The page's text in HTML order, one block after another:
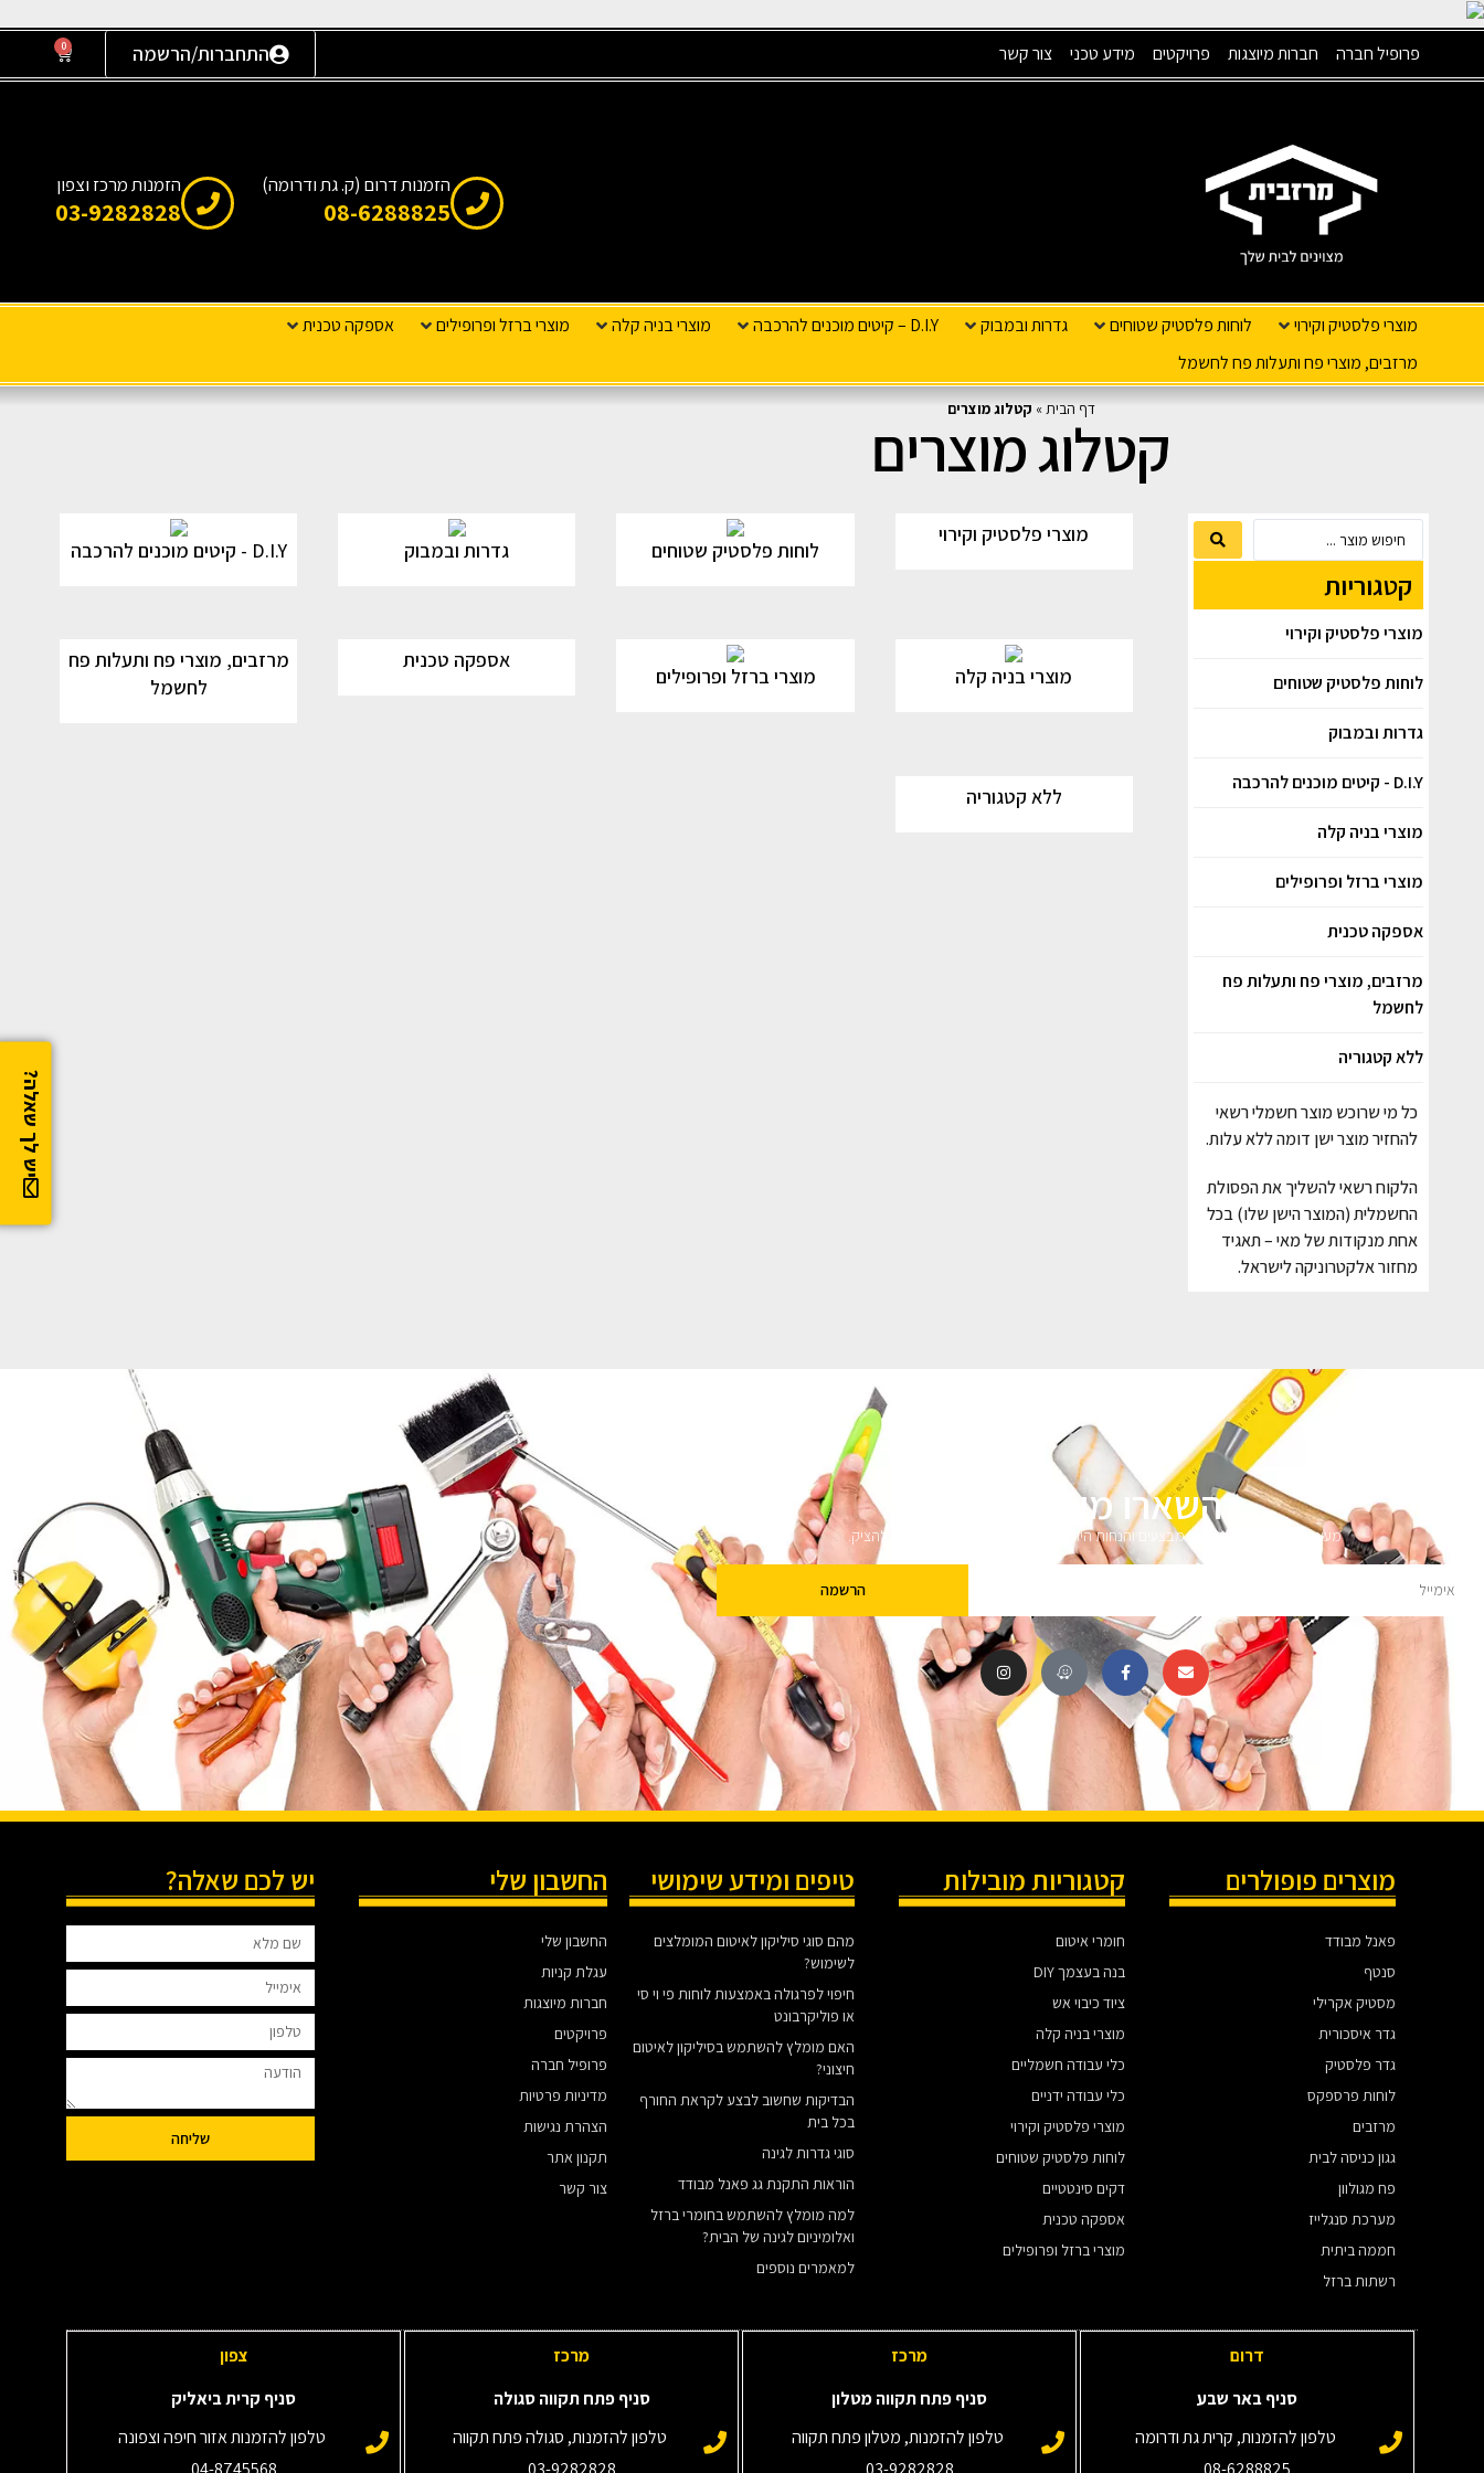
פרופיל חברה חברות מיוצגות פרויקטים מידע טכני צור קשר התחברות/הרשמה 0
יש לך שאלה?
הזמנות דרום (ק. גת ודרומה)
08-6288825
הזמנות מרכז וצפון
03-9282828
מוצרי פלסטיק וקירוי לוחות פלסטיק שטוחים גדרות ובמבוק D.I.Y – קיטים מוכנים להרכבה מוצרי בניה קלה מוצרי ברזל ופרופילים
אספקה טכנית
מרזבים, מוצרי פח ותעלות פח לחשמל
דף הבית» קטלוג מוצרים
קטלוג מוצרים
קטגוריות
מוצרי פלסטיק וקירוי
לוחות פלסטיק שטוחים
גדרות ובמבוק
D.I.Y - קיטים מוכנים להרכבה
מוצרי בניה קלה
מוצרי ברזל ופרופילים
אספקה טכנית
מרזבים, מוצרי פח ותעלות פח
לחשמל
ללא קטגוריה
כל מי שרוכש מוצר חשמלי רשאי
להחזיר מוצר ישן דומה ללא עלות.
הלקוח רשאי להשליך את הפסולת
החשמלית (המוצר הישן שלו) בכל
אחת מנקודות של מאי – תאגיד
מחזור אלקטרוניקה לישראל.
מוצרי פלסטיק וקירוי
לוחות פלסטיק שטוחים גדרות ובמבוק D.I.Y - קיטים מוכנים להרכבה
מוצרי בניה קלה מוצרי ברזל ופרופילים
אספקה טכנית
מרזבים, מוצרי פח ותעלות פח
לחשמל
ללא קטגוריה
השארו מעודכנים
מעוניינים לקבל עדכונים על מבצעים והנחות הירשמו לניוזלטר שלנו מבטיחים לא להציק.
הרשמה
מוצרים פופולרים
פאנל מבודד
סנטף
מסטיק אקרילי
גדר איסכורית
גדר פלסטיק
לוחות פרספקס
מרזבים
גגון כניסה לבית
פח מגולוון
מערכת סנגלייז
חממה ביתית
רשתות ברזל
קטגוריות מובילות
חומרי איטום
בנה בעצמך DIY
ציוד כיבוי אש
מוצרי בניה קלה
כלי עבודה חשמליים
כלי עבודה ידניים
מוצרי פלסטיק וקירוי
לוחות פלסטיק שטוחים
דקים סינטטיים
אספקה טכנית
מוצרי ברזל ופרופילים
טיפים ומידע שימושי
מהם סוגי סיליקון לאיטום המומלצים
לשימוש?
חיפוי לפרגולה באמצעות לוחות פי וי סי
או פוליקרבונט
האם מומלץ להשתמש בסיליקון לאיטום
חיצוני?
הבדיקות שחשוב לבצע לקראת החורף
בכל בית
סוגי גדרות לגינה
הוראות התקנת גג פאנל מבודד
למה מומלץ להשתמש בחומרי ברזל
ואלומיניום לגינה של הבית?
למאמרים נוספים
החשבון שלי
החשבון שלי
עגלת קניות
חברות מיוצגות
פרויקטים
פרופיל חברה
מדיניות פרטיות
הצהרת נגישות
תקנון אתר
צור קשר
יש לכם שאלה?
שליחה
דרום
סניף באר שבע
טלפון להזמנות, קרית גת ודרומה
מרכז
סניף פתח תקווה מטלון
טלפון להזמנות, מטלון פתח תקווה
מרכז
סניף פתח תקווה סגולה
טלפון להזמנות, סגולה פתח תקווה
צפון
סניף קרית ביאליק
טלפון להזמנות אזור חיפה וצפונה